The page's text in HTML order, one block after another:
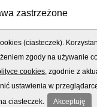
zastrzeżone
(ciasteczek).
zgody na używanie
cookies, zgodnie z
ustawienia w
ciasteczek.
Akceptuję